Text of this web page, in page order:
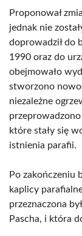
Proponował
jednak nie
doprowadził do
1990 oraz do
obejmowało
stworzono
niezależne
które stały się
istnienia parafii.
Po zakończeniu
kaplicy
przeznaczona
Pascha, i która